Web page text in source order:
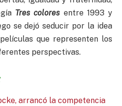
Tres colores entre 1993 y
se dejó seducir por la idea
que representen los
perspectivas.
arrancó la competencia